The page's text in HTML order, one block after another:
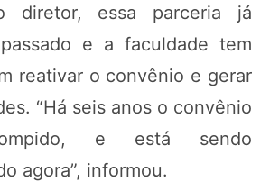
diretor, essa parceria já
e a faculdade tem
reativar o convênio e gerar
“Há seis anos o convênio
e está sendo
agora”, informou.